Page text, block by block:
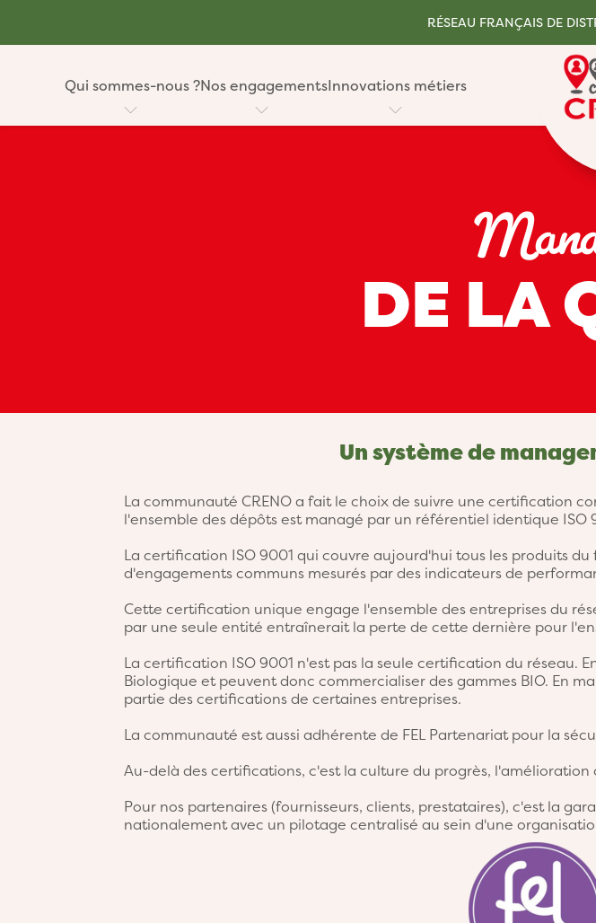
RÉSEAU FRANÇAIS DE
Qui sommes-nous ?Nos engagementsInnovations métiers
DE LA
Un système de
La communauté CRENO a fait le choix de suivre une certification
l'ensemble des dépôts est managé par un référentiel identique ISO
La certification ISO 9001 qui couvre aujourd'hui tous les produits
d'engagements communs mesurés par des indicateurs de
Cette certification unique engage l'ensemble des entreprises du
par une seule entité entraînerait la perte de cette dernière pour
La certification ISO 9001 n'est pas la seule certification du réseau.
Biologique et peuvent donc commercialiser des gammes BIO. En
partie des certifications de certaines entreprises.
La communauté est aussi adhérente de FEL Partenariat pour la
Au-delà des certifications, c'est la culture du progrès,
Pour nos partenaires (fournisseurs, clients, prestataires), c'est la
nationalement avec un pilotage centralisé au sein d'une